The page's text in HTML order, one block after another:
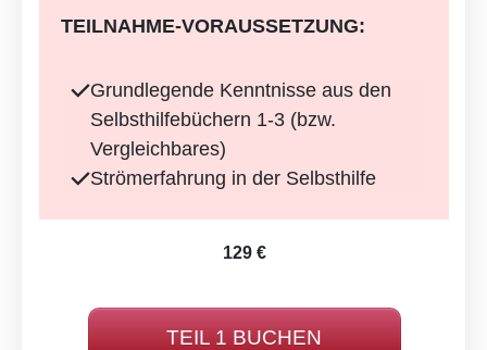
TEILNAHME-VORAUSSETZUNG:
Grundlegende Kenntnisse aus den
Selbsthilfebüchern 1-3 (bzw.
Vergleichbares)
Strömerfahrung in der Selbsthilfe
129 €
TEIL 1 BUCHEN